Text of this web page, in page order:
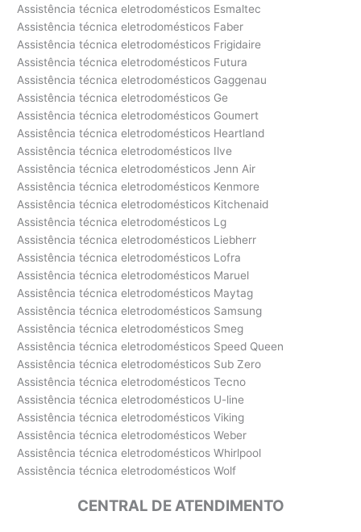
Assistência técnica eletrodomésticos Esmaltec
Assistência técnica eletrodomésticos Faber
Assistência técnica eletrodomésticos Frigidaire
Assistência técnica eletrodomésticos Futura
Assistência técnica eletrodomésticos Gaggenau
Assistência técnica eletrodomésticos Ge
Assistência técnica eletrodomésticos Goumert
Assistência técnica eletrodomésticos Heartland
Assistência técnica eletrodomésticos Ilve
Assistência técnica eletrodomésticos Jenn Air
Assistência técnica eletrodomésticos Kenmore
Assistência técnica eletrodomésticos Kitchenaid
Assistência técnica eletrodomésticos Lg
Assistência técnica eletrodomésticos Liebherr
Assistência técnica eletrodomésticos Lofra
Assistência técnica eletrodomésticos Maruel
Assistência técnica eletrodomésticos Maytag
Assistência técnica eletrodomésticos Samsung
Assistência técnica eletrodomésticos Smeg
Assistência técnica eletrodomésticos Speed Queen
Assistência técnica eletrodomésticos Sub Zero
Assistência técnica eletrodomésticos Tecno
Assistência técnica eletrodomésticos U-line
Assistência técnica eletrodomésticos Viking
Assistência técnica eletrodomésticos Weber
Assistência técnica eletrodomésticos Whirlpool
Assistência técnica eletrodomésticos Wolf
CENTRAL DE ATENDIMENTO